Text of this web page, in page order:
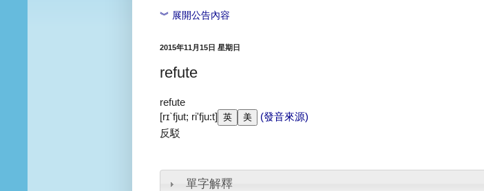
︾ 展開公告內容
2015年11月15日 星期日
refute
refute
[rɪ`fjut; ri'fju:t]
(發音來源)
反駁
單字解釋